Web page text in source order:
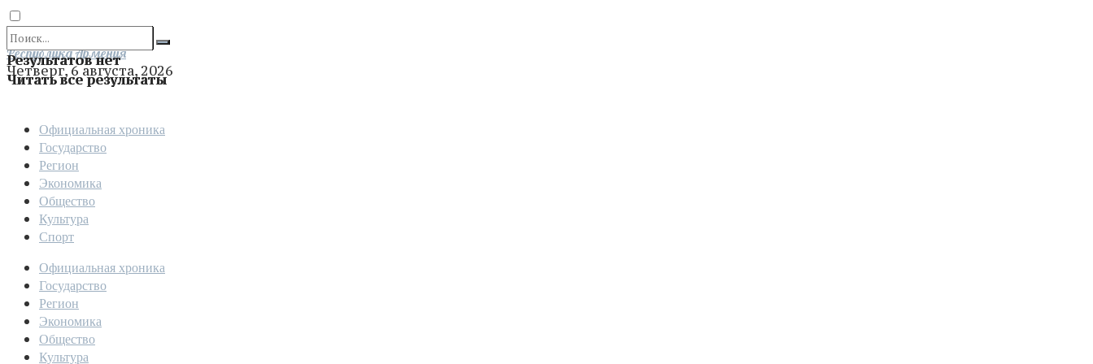
Результатов нет
Читать все результаты
Отправить
Республика Армения
Четверг, 6 августа, 2026
Официальная хроника
Государство
Регион
Экономика
Общество
Культура
Спорт
Официальная хроника
Государство
Регион
Экономика
Общество
Культура